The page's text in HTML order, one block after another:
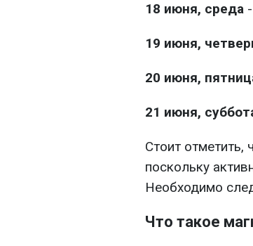
18 июня, среда
19 июня,
20 июня,
21 июня,
Стоит отметить,
поскольку
Необходимо
Что такое